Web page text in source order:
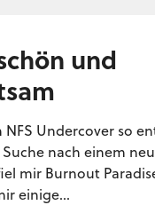
und
Undercover so
nach einem
mir Burnout
einige...